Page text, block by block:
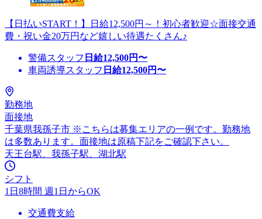
【日払いSTART！】日給12,500円～！初心者歓迎☆面接交通
費・祝い金20万円など嬉しい待遇たくさん♪
警備スタッフ 日給12,500円〜
車両誘導スタッフ 日給12,500円〜
勤務地
面接地
千葉県我孫子市 ※こちらは募集エリアの一例です。勤務地
は多数あります。面接地は原稿下記をご確認下さい。
天王台駅、我孫子駅、湖北駅
シフト
1日8時間 週1日からOK
交通費支給